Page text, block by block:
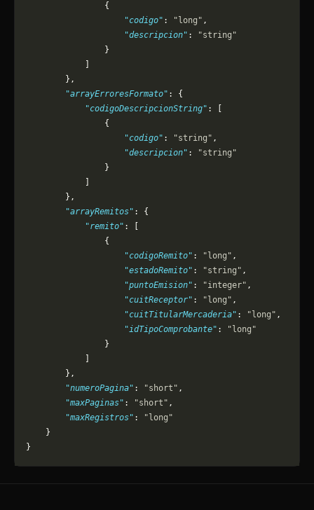
                {
                    "codigo"
: "long" ,
                    "descripcion"
:
"string"
                }
        },
        "arrayErroresFormato"
: {
            "codigoDescripcionString"
: [
                {
                    "codigo"
: "string" ,
                    "descripcion"
:
"string"
                }
        },
        "arrayRemitos"
: {
            "remito"
: [
                {
                    "codigoRemito"
: "long" ,
                    "estadoRemito"
: "string" ,
                    "puntoEmision"
: "integer" ,
                    "cuitReceptor"
: "long" ,
                    "cuitTitularMercaderia"
: "long" ,
                    "idTipoComprobante"
:
"long"
                }
        },
        "numeroPagina"
: "short" ,
        "maxPaginas"
: "short" ,
        "maxRegistros"
:
"long"
    }
}